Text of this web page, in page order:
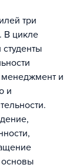
три
В цикле
и
и